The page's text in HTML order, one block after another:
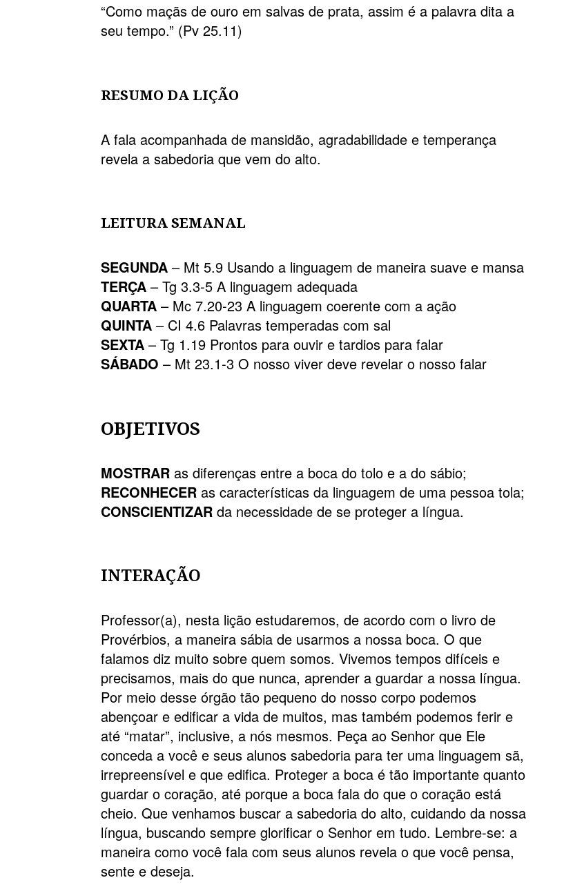
“Como maçãs de ouro em salvas de prata, assim é a palavra dita a
seu tempo.” (Pv 25.11)
RESUMO DA LIÇÃO
A fala acompanhada de mansidão, agradabilidade e temperança
revela a sabedoria que vem do alto.
LEITURA SEMANAL
SEGUNDA– Mt 5.9 Usando a linguagem de maneira suave e mansa
TERÇA– Tg 3.3-5 A linguagem adequada
QUARTA– Mc 7.20-23 A linguagem coerente com a ação
QUINTA– CI 4.6 Palavras temperadas com sal
SEXTA– Tg 1.19 Prontos para ouvir e tardios para falar
SÁBADO– Mt 23.1-3 O nosso viver deve revelar o nosso falar
OBJETIVOS
MOSTRAR as diferenças entre a boca do tolo e a do sábio;
RECONHECER as características da linguagem de uma pessoa tola;
CONSCIENTIZARda necessidade de se proteger a língua.
INTERAÇÃO
Professor(a), nesta lição estudaremos, de acordo com o livro de
Provérbios, a maneira sábia de usarmos a nossa boca. O que
falamos diz muito sobre quem somos. Vivemos tempos difíceis e
precisamos, mais do que nunca, aprender a guardar a nossa língua.
Por meio desse órgão tão pequeno do nosso corpo podemos
abençoar e edificar a vida de muitos, mas também podemos ferir e
até “matar”, inclusive, a nós mesmos. Peça ao Senhor que Ele
conceda a você e seus alunos sabedoria para ter uma linguagem sã,
irrepreensível e que edifica. Proteger a boca é tão importante quanto
guardar o coração, até porque a boca fala do que o coração está
cheio. Que venhamos buscar a sabedoria do alto, cuidando da nossa
língua, buscando sempre glorificar o Senhor em tudo. Lembre-se: a
maneira como você fala com seus alunos revela o que você pensa,
sente e deseja.